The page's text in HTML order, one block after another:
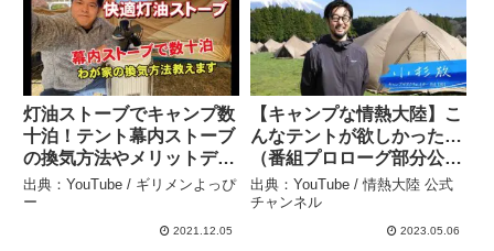
灯油ストーブでキャンプ数
十泊！テント幕内ストーブ
の換気方法やメリットデメ
リットを紹介 – ギリメンよ
っぴー
出典：YouTube / ギリメンよっぴ
ー
2021.12.05
【キャンプな情熱大陸】こ
んなテントが欲しかった…
（番組プロローグ部分公
開） – 情熱大陸 公式チャ
ンネル
出典：YouTube / 情熱大陸 公式
チャンネル
2023.05.06